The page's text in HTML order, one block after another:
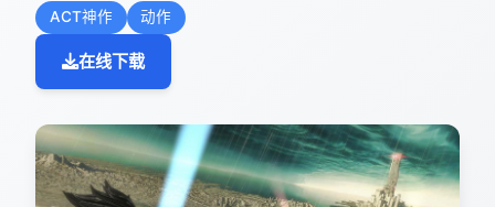
ACT神作 动作
在线下载